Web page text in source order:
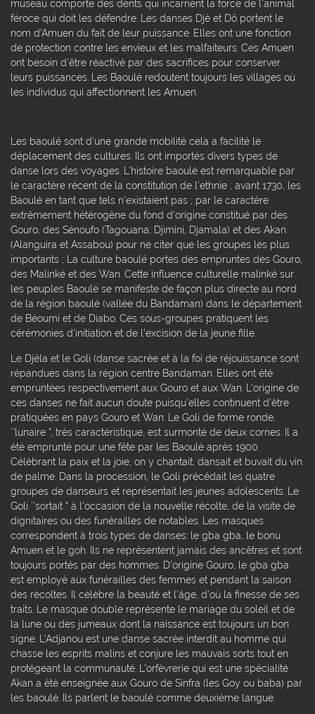
museau comporte des dents qui incarnent la force de l'animal
féroce qui doit les défendre. Les danses Djè et Dô portent le
nom d'Amuen du fait de leur puissance. Elles ont une fonction
de protection contre les envieux et les malfaiteurs. Ces Amuen
ont besoin d'être réactivé par des sacrifices pour conserver
leurs puissances. Les Baoulé redoutent toujours les villages où
les individus qui affectionnent les Amuen.
Les baoulé sont d'une grande mobilité cela a facilité le
déplacement des cultures. Ils ont importés divers types de
danse lors des voyages. L'histoire baoulé est remarquable par
le caractère récent de la constitution de l'ethnie ; avant 1730, les
Baoulé en tant que tels n'existaient pas ; par le caractère
extrêmement hétérogène du fond d'origine constitué par des
Gouro, des Sénoufo (Tagouana, Djimini, Djamala) et des Akan
(Alanguira et Assabou) pour ne citer que les groupes les plus
importants ; La culture baoulé portes des empruntes des Gouro,
des Malinké et des Wan. Cette influence culturelle malinké sur
les peuples Baoulé se manifeste de façon plus directe au nord
de la région baoulé (vallée du Bandaman) dans le département
de Béoumi et de Diabo. Ces sous-groupes pratiquent les
cérémonies d'initiation et de l'excision de la jeune fille.
Le Djéla et le Goli (danse sacrée et à la foi de réjouissance sont
répandues dans la région centre Bandaman. Elles ont été
empruntées respectivement aux Gouro et aux Wan. L'origine de
ces danses ne fait aucun doute puisqu'elles continuent d'être
pratiquées en pays Gouro et Wan. Le Goli de forme ronde,
`'lunaire ", très caractéristique, est surmonté de deux cornes. Il a
été emprunté pour une fête par les Baoulé après 1900.
Célébrant la paix et la joie, on y chantait, dansait et buvait du vin
de palme. Dans la procession, le Goli précédait les quatre
groupes de danseurs et représentait les jeunes adolescents. Le
Goli `'sortait " à l'occasion de la nouvelle récolte, de la visite de
dignitaires ou des funérailles de notables. Les masques
correspondent à trois types de danses: le gba gba, le bonu
Amuen et le goh. Ils ne représentent jamais des ancêtres et sont
toujours portés par des hommes. D'origine Gouro, le gba gba
est employé aux funérailles des femmes et pendant la saison
des récoltes. Il célèbre la beauté et l'âge, d'où la finesse de ses
traits. Le masque double représente le mariage du soleil et de
la lune ou des jumeaux dont la naissance est toujours un bon
signe. L'Adjanou est une danse sacrée interdit au homme qui
chasse les esprits malins et conjure les mauvais sorts tout en
protégeant la communauté. L'orfèvrerie qui est une spécialité
Akan a été enseignée aux Gouro de Sinfra (les Goy ou baba) par
les baoulé. Ils parlent le baoulé comme deuxième langue.